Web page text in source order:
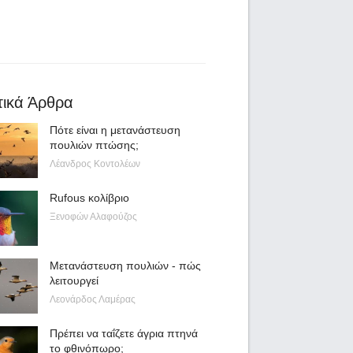
Άρθρα
Πότε είναι η μετανάστευση
πουλιών πτώσης;
Λέανδρος Κοντολέων
Rufous κολίβριο
Ξενοφών Αλαφούζος
Μετανάστευση πουλιών - πώς
λειτουργεί
Λεονάρδος Λαμέρας
Πρέπει να ταΐζετε άγρια πτηνά
το φθινόπωρο;